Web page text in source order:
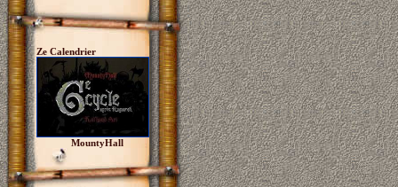
Ze Calendrier
MountyHall